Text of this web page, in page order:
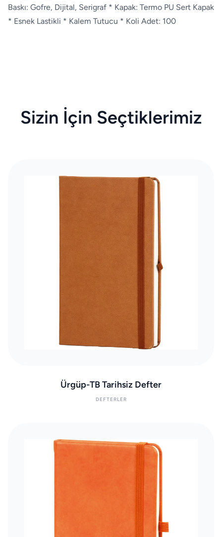
Baskı: Gofre, Dijital, Serigraf * Kapak: Termo PU Sert Kapak
* Esnek Lastikli * Kalem Tutucu * Koli Adet: 100
Sizin İçin Seçtiklerimiz
Ürgüp-TB Tarihsiz Defter
DEFTERLER